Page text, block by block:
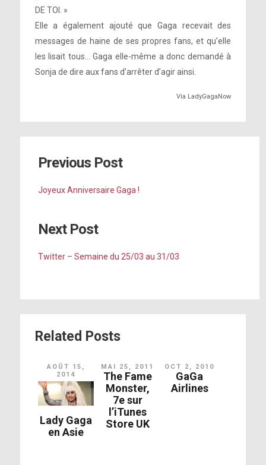
DE TOI. »
Elle a également ajouté que Gaga recevait des
messages de haine de ses propres fans, et qu’elle
les lisait tous… Gaga elle-même a donc demandé à
Sonja de dire aux fans d’arrêter d’agir ainsi.
Via LadyGagaNow
Previous Post
Joyeux Anniversaire Gaga !
Next Post
Twitter – Semaine du 25/03 au 31/03
Related Posts
AOÛT 15,
2014
Lady Gaga
en Asie
MAI 25, 2011
The Fame
Monster,
7e sur
l’iTunes
Store UK
OCT 2, 2010
GaGa
Airlines